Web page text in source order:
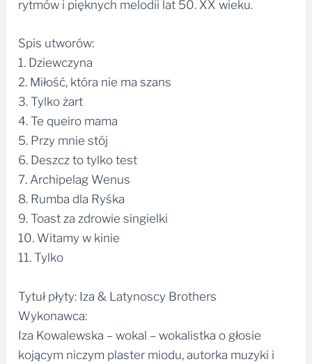
1. Dziewczyna
2. Miłość, która nie ma szans
3. Tylko żart
4. Te queiro mama
5. Przy mnie stój
6. Deszcz to tylko test
7. Archipelag Wenus
8. Rumba dla Ryśka
9. Toast za zdrowie singielki
10. Witamy w kinie
11. Tylko
Wykonawca:
Iza Kowalewska – wokal – wokalistka o głosie
kojącym niczym plaster miodu, autorka muzyki i
tekstów, muzykoterapeutka, współtwórczyni grupy